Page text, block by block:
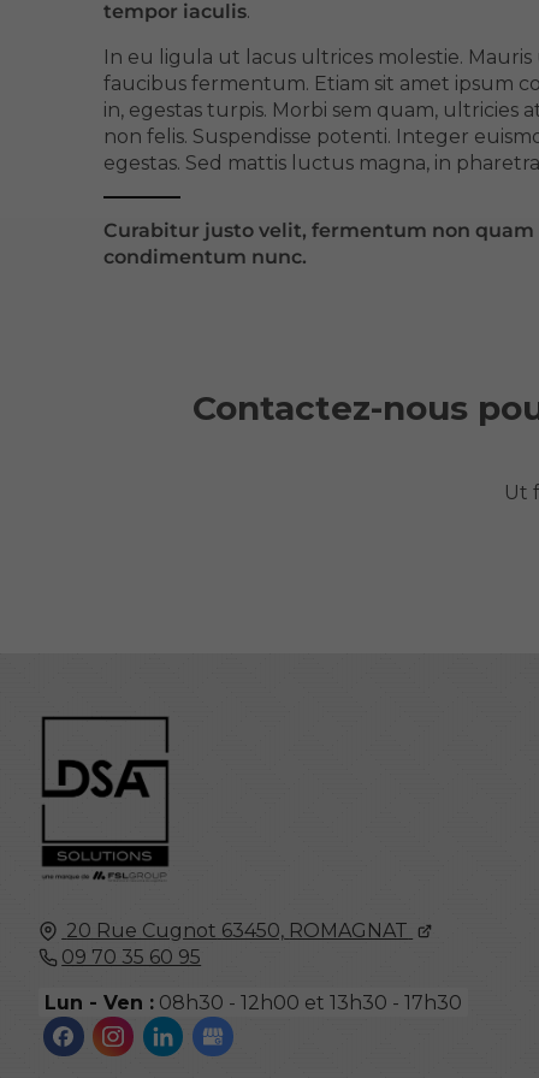
tempor iaculis.
In eu ligula ut lacus ultrices molestie.
faucibus fermentum. Etiam sit amet ipsum
in, egestas turpis. Morbi sem quam, ultricies
non felis. Suspendisse potenti. Integer
egestas. Sed mattis luctus magna, in
Curabitur justo velit, fermentum non quam
condimentum nunc.
Contactez-nous
Ut
20 Rue Cugnot 63450, ROMAGNAT
09 70 35 60 95
Lun - Ven : 08h30 - 12h00 et 13h30 - 17h30